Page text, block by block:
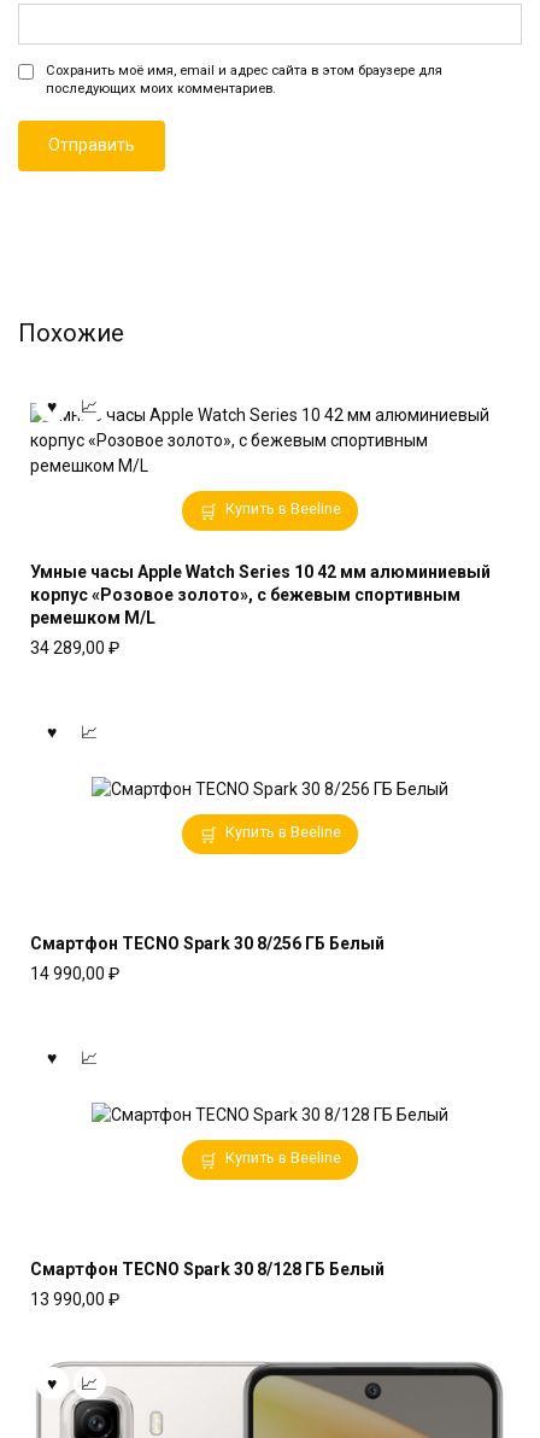
Сохранить моё имя, email и адрес сайта в этом браузере для
последующих моих комментариев.
Похожие
Купить в Beeline
Умные часы Apple Watch Series 10 42 мм алюминиевый
корпус «Розовое золото», с бежевым спортивным
ремешком M/L
34 289,00 ₽
Купить в Beeline
Смартфон TECNO Spark 30 8/256 ГБ Белый
14 990,00 ₽
Купить в Beeline
Смартфон TECNO Spark 30 8/128 ГБ Белый
13 990,00 ₽